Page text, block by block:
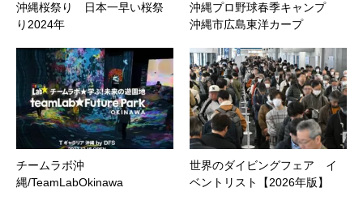
沖縄桜祭り 日本一早い桜祭
り2024年
沖縄プロ野球春季キャンプ
沖縄市広島東洋カープ
チームラボ沖
縄/TeamLabOkinawa
世界のダイビングフェア イ
ベントリスト【2026年版】